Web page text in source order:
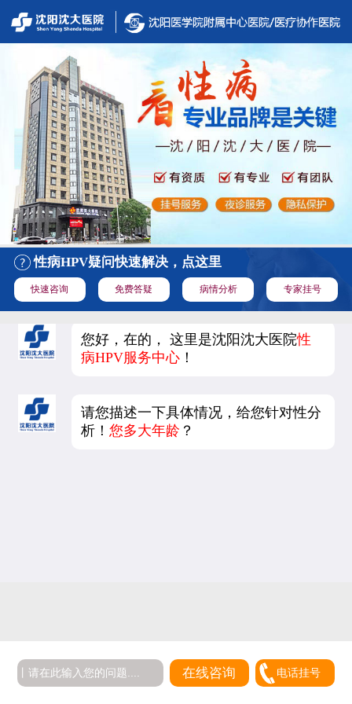
性病HPV疑问快速解决，点这里
快速咨询 免费答疑 病情分析 专家挂号
您好，在的， 这里是沈阳沈大医院性
病HPV服务中心 ！
请您描述一下具体情况，给您针对性分
析！您多大年龄 ？
在线咨询 电话挂号
5